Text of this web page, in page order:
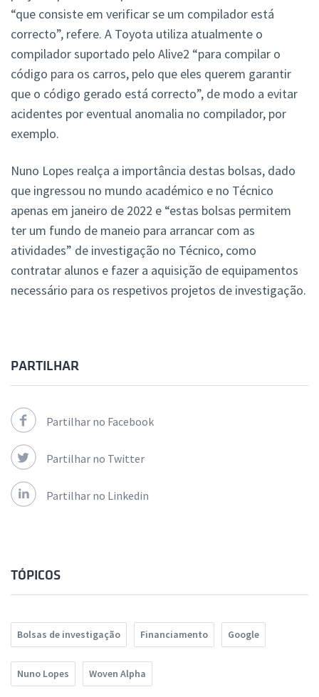
“que consiste em verificar se um compilador está
correcto”, refere. A Toyota utiliza atualmente o
compilador suportado pelo Alive2 “para compilar o
código para os carros, pelo que eles querem garantir
que o código gerado está correcto”, de modo a evitar
acidentes por eventual anomalia no compilador, por
exemplo.
Nuno Lopes realça a importância destas bolsas, dado
que ingressou no mundo académico e no Técnico
apenas em janeiro de 2022 e “estas bolsas permitem
ter um fundo de maneio para arrancar com as
atividades” de investigação no Técnico, como
contratar alunos e fazer a aquisição de equipamentos
necessário para os respetivos projetos de investigação.
PARTILHAR
Partilhar no Facebook
Partilhar no Twitter
Partilhar no Linkedin
TÓPICOS
Bolsas de investigação Financiamento Google
Nuno Lopes Woven Alpha